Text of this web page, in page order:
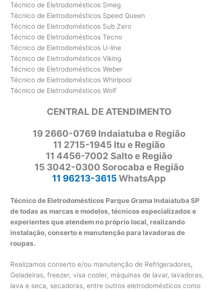
Técnico de Eletrodomésticos Smeg
Técnico de Eletrodomésticos Speed Queen
Técnico de Eletrodomésticos Sub Zero
Técnico de Eletrodomésticos Tecno
Técnico de Eletrodomésticos U-line
Técnico de Eletrodomésticos Viking
Técnico de Eletrodomésticos Weber
Técnico de Eletrodomésticos Whirlpool
Técnico de Eletrodomésticos Wolf
CENTRAL DE ATENDIMENTO
19 2660-0769 Indaiatuba e Região
11 2715-1945 Itu e Região
11 4456-7002 Salto e Região
15 3042-0300 Sorocaba e Região
11 96213-3615 WhatsApp
Técnico de Eletrodomésticos Parque Grama Indaiatuba SP
de todas as marcas e modelos, técnicos especializados e
experientes que atendem no próprio local, realizando
instalação, conserto e manutenção para lavadoras de
roupas.
Realizamos conserto e/ou manutenção de Refrigeradores,
Geladeiras, freezer, visa cooler, máquinas de lavar, lavadoras,
lava e seca, secadoras, entre outros eletrodomésticos como